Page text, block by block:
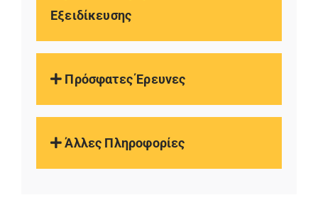
Εξειδίκευσης
Πρόσφατες Έρευνες
Άλλες Πληροφορίες